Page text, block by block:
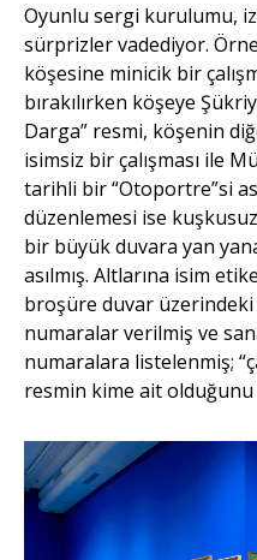
Oyunlu sergi kurulumu,
sürprizler vadediyor.
köşesine minicik bir
bırakılırken köşeye
Darga” resmi, köşenin
isimsiz bir çalışması ile
tarihli bir “Otoportre”si
düzenlemesi ise
bir büyük duvara yan
asılmış. Altlarına isim
broşüre duvar
numaralar verilmiş ve
numaralara listelenmiş;
resmin kime ait